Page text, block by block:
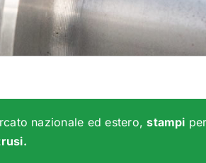
nazionale ed estero,stampi